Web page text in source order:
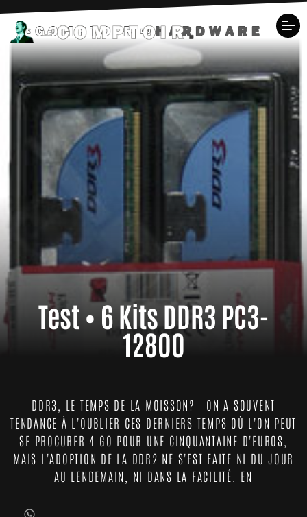
Test • 6 Kits DDR3 PC3-
12800
DDR3, LE TEMPS DE LA MOISSON? ON A SOUVENT
TENDANCE À L'OUBLIER CES DERNIERS TEMPS OÙ L'ON PEUT
SE PROCURER 4 GO POUR UNE CINQUANTAINE D'EUROS,
MAIS L'ADOPTION DE LA DDR2 NE S'EST FAITE NI DU JOUR
AU LENDEMAIN, NI DANS LA FACILITÉ. EN